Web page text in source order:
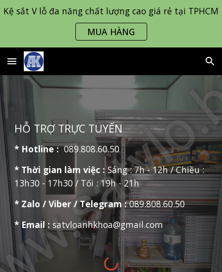
Skip to main content Skip to navigation
Kệ sắt V lỗ đa năng chất lượng cao giá rẻ tại TPHCM
MUA HÀNG
HỖ TRỢ TRỰC TUYẾN
* Hotline :089.808.60.50
* Thời gian làm việc :Sáng : 7h - 12h / Chiều :
13h30 - 17h30 / Tối : 19h - 21h
* Zalo / Viber / Telegram :089.808.60.50
* Email :satvloanhkhoa@gmail.com